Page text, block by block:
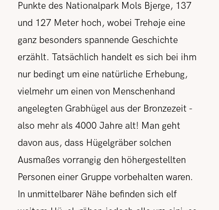
Punkte des Nationalpark Mols Bjerge, 137
und 127 Meter hoch, wobei Trehøje eine
ganz besonders spannende Geschichte
erzählt. Tatsächlich handelt es sich bei ihm
nur bedingt um eine natürliche Erhebung,
vielmehr um einen von Menschenhand
angelegten Grabhügel aus der Bronzezeit -
also mehr als 4000 Jahre alt! Man geht
davon aus, dass Hügelgräber solchen
Ausmaßes vorrangig den höhergestellten
Personen einer Gruppe vorbehalten waren.
In unmittelbarer Nähe befinden sich elf